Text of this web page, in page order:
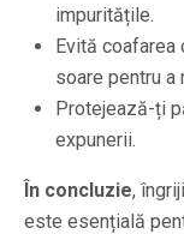
impuritățile.
Evită coafarea
soare pentru a
Protejează-ți
expunerii.
În concluzie,
este esențială